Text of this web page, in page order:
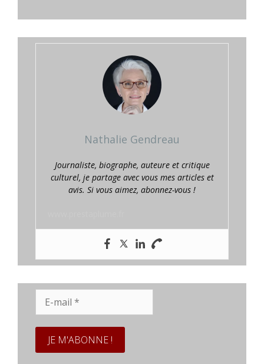
Nathalie Gendreau
Journaliste, biographe, auteure et critique
culturel, je partage avec vous mes articles et
avis. Si vous aimez, abonnez-vous !
mail